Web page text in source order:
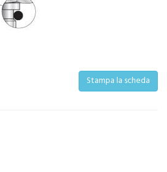
Stampa la scheda